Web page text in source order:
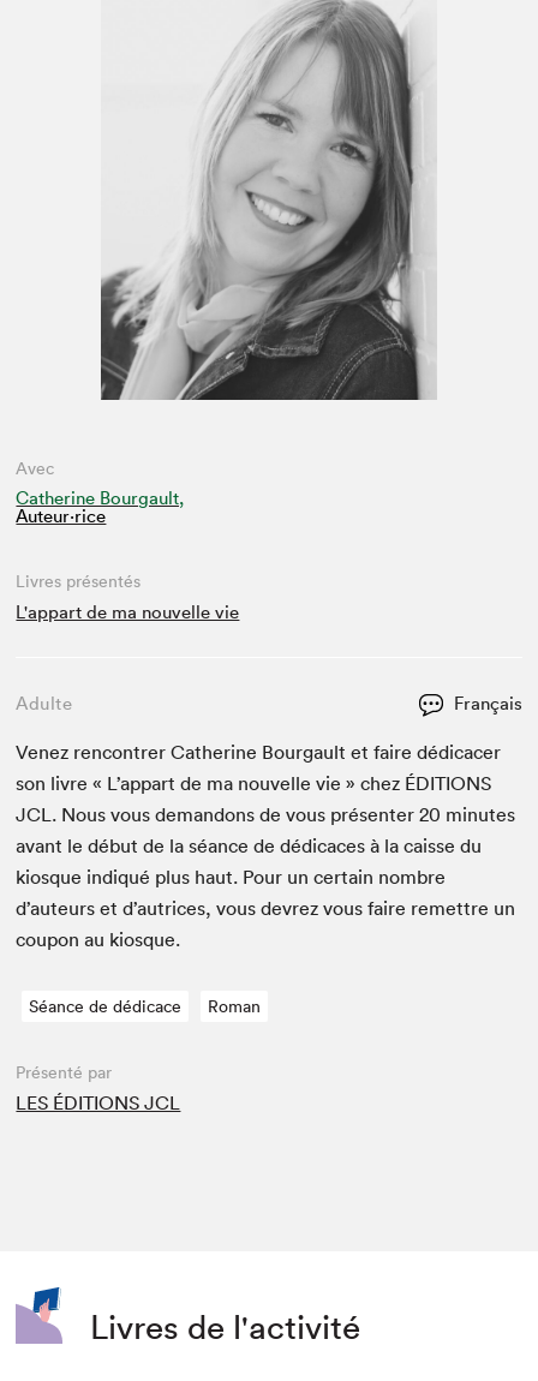
Avec
Catherine Bourgault,
Auteur·rice
Livres présentés
L'appart de ma nouvelle vie
Adulte Français
Venez ren­con­tr­er Cather­ine Bour­gault et faire dédi­cac­er
son livre « L’ap­part de ma nou­velle vie » chez ÉDI­TIONS
JCL. Nous vous deman­dons de vous présen­ter20 min­utes
avant le début de la séance de dédi­caces à la caisse du
kiosque indiqué plus haut. Pour un cer­tain nom­bre
d’auteurs et d’autrices, vous devrez vous faire remet­tre un
coupon au kiosque.
Séance de dédicace Roman
Présenté par
LES ÉDITIONS JCL
Livres de l'activité